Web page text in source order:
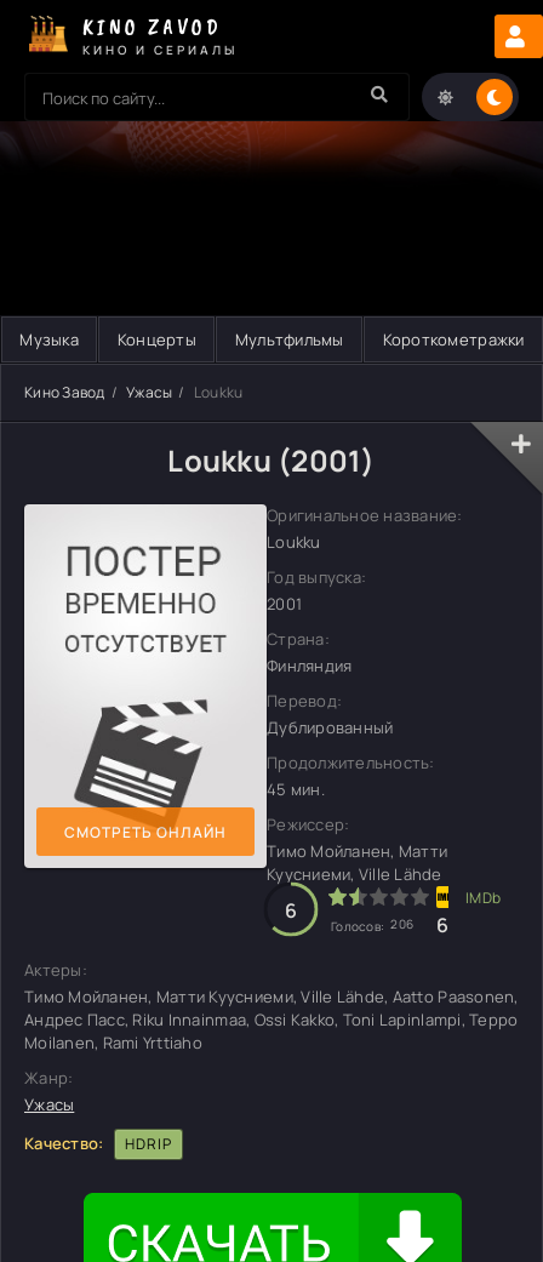
KINO ZAVOD
КИНО И СЕРИАЛЫ
Музыка Концерты Мультфильмы Короткометражки
Кино Завод Ужасы Loukku
Loukku (2001)
СМОТРЕТЬ ОНЛАЙН
Оригинальное название:
Loukku
Год выпуска:
2001
Страна:
Финляндия
Перевод:
Дублированный
Продолжительность:
45 мин.
Режиссер:
Тимо Мойланен, Матти
Куусниеми, Ville Lähde
6
Голосов: 206 6
Актеры:
Тимо Мойланен, Матти Куусниеми, Ville Lähde, Aatto Paasonen,
Андрес Пасс, Riku Innainmaa, Ossi Kakko, Toni Lapinlampi, Teppo
Moilanen, Rami Yrttiaho
Жанр:
Ужасы
Качество:
HDRIP